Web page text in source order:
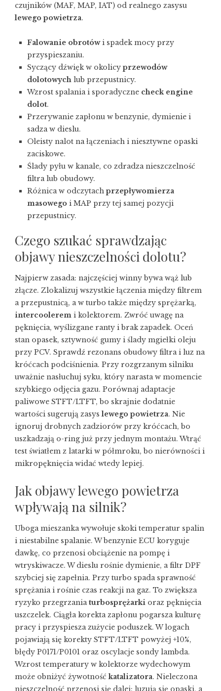
czujników (MAF, MAP, IAT) od realnego zasysu
lewego powietrza.
Falowanie obrotówi spadek mocy przy
przyspieszaniu.
Syczący dźwięk w okolicy przewodów
dolotowych lub przepustnicy.
Wzrost spalania i sporadyczne check engine
dolot.
Przerywanie zapłonu w benzynie, dymienie i
sadza w dieslu.
Oleisty nalot na łączeniach i niesztywne opaski
zaciskowe.
Ślady pyłu w kanale, co zdradza nieszczelność
filtra lub obudowy.
Różnica w odczytach przepływomierza
masowego i MAP przy tej samej pozycji
przepustnicy.
Czego szukać sprawdzając
objawy nieszczelności dolotu?
Najpierw zasada: najczęściej winny bywa wąż lub
złącze. Zlokalizuj wszystkie łączenia między filtrem
a przepustnicą, a w turbo także między sprężarką,
intercoolerem i kolektorem. Zwróć uwagę na
pęknięcia, wyślizgane ranty i brak zapadek. Oceń
stan opasek, sztywność gumy i ślady mgiełki oleju
przy PCV. Sprawdź rezonans obudowy filtra i luz na
króćcach podciśnienia. Przy rozgrzanym silniku
uważnie nasłuchuj syku, który narasta w momencie
szybkiego odjęcia gazu. Porównaj adaptacje
paliwowe STFT/LTFT, bo skrajnie dodatnie
wartości sugerują zasyslewego powietrza. Nie
ignoruj drobnych zadziorów przy króćcach, bo
uszkadzają o-ring już przy jednym montażu. Wtrąć
test światłem z latarki w półmroku, bo nierówności i
mikropęknięcia widać wtedy lepiej.
Jak objawy lewego powietrza
wpływają na silnik?
Uboga mieszanka wywołuje skoki temperatur spalin
i niestabilne spalanie. W benzynie ECU koryguje
dawkę, co przenosi obciążenie na pompę i
wtryskiwacze. W dieslu rośnie dymienie, a filtr DPF
szybciej się zapełnia. Przy turbo spada sprawność
sprężania i rośnie czas reakcji na gaz. To zwiększa
ryzyko przegrzaniaturbosprężarki oraz pęknięcia
uszczelek. Ciągła korekta zapłonu pogarsza kulturę
pracy i przyspiesza zużycie poduszek. W logach
pojawiają się korekty STFT/LTFT powyżej +10%,
błędy P0171/P0101 oraz oscylacje sondy lambda.
Wzrost temperatury w kolektorze wydechowym
może obniżyć żywotnośćkatalizatora. Nieleczona
nieszczelność przenosi się dalej: luzują się opaski, a